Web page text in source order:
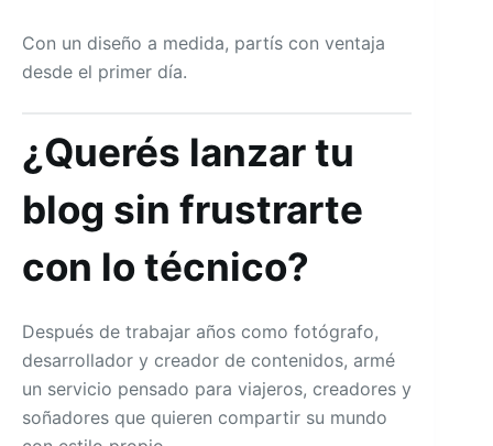
Con un diseño a medida, partís con ventaja
desde el primer día.
¿Querés lanzar tu
blog sin frustrarte
con lo técnico?
Después de trabajar años como fotógrafo,
desarrollador y creador de contenidos, armé
un servicio pensado para viajeros, creadores y
soñadores que quieren compartir su mundo